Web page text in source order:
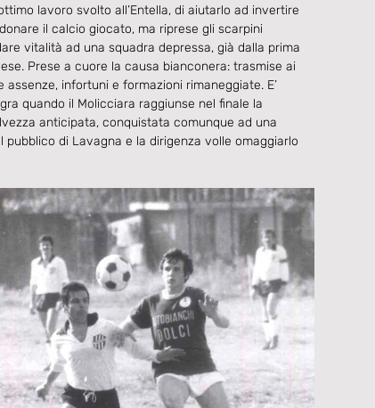
lavoro svolto all’Entella, di aiutarlo ad invertire
il calcio giocato, ma riprese gli scarpini
vitalità ad una squadra depressa, già dalla prima
Prese a cuore la causa bianconera: trasmise ai
infortuni e formazioni rimaneggiate. E’
quando il Molicciara raggiunse nel finale la
anticipata, conquistata comunque ad una
di Lavagna e la dirigenza volle omaggiarlo